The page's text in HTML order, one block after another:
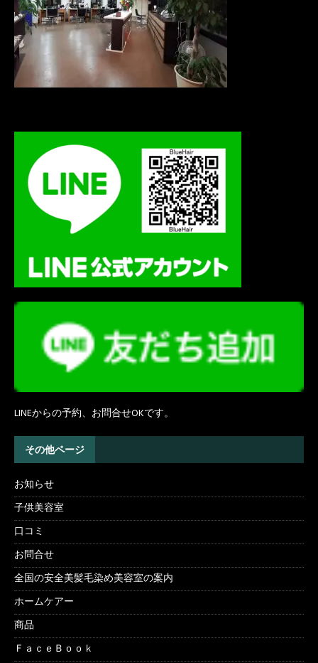
LINEからの予約、お問合せOKです。
その他ページ
お知らせ
子供美容室
口コミ
お問合せ
全国の安全美髪毛染め美容室の案内
ホームケアー
商品
ＦａｃｅＢｏｏｋ